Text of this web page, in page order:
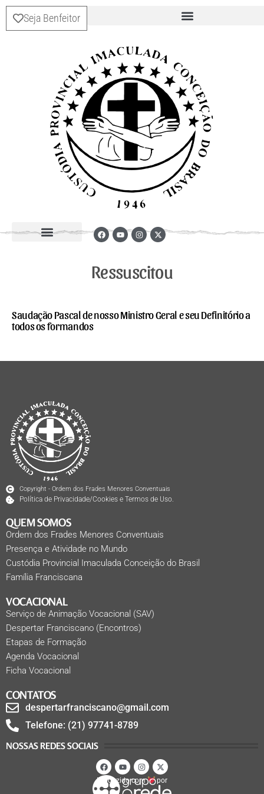
Seja Benfeitor
Ressuscitou
Saudação Pascal de nosso Ministro Geral e seu Definitório a
todos os formandos
Copyright - Ordem dos Frades Menores Conventuais
Política de Privacidade/Cookies e Termos de Uso.
QUEM SOMOS
Ordem dos Frades Menores Conventuais
Presença e Atividade no Mundo
Custódia Provincial Imaculada Conceição do Brasil
Família Franciscana
VOCACIONAL
Serviço de Animação Vocacional (SAV)
Despertar Franciscano (Encontros)
Etapas de Formação
Agenda Vocacional
Ficha Vocacional
CONTATOS
despertarfranciscano@gmail.com
Telefone: (21) 97741-8789
NOSSAS REDES SOCIAIS
Produzido com por